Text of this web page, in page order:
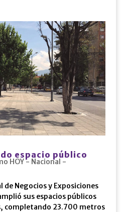
espacio público
HOY - Nacional -
de Negocios y Exposiciones
sus espacios públicos
completando 23.700 metros